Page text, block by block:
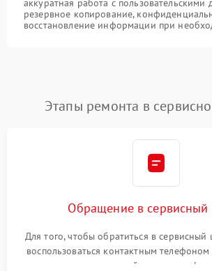
аккуратная работа с
резервное копирование,
восстановление информации при
Этапы ремонта в
Обращение в сервисный
Для того, чтобы обратиться в
воспользоваться контактным
или оставить свой номер